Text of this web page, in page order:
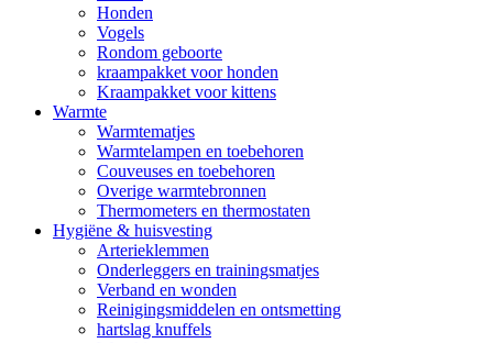
Honden
Vogels
Rondom geboorte
kraampakket voor honden
Kraampakket voor kittens
Warmte
Warmtematjes
Warmtelampen en toebehoren
Couveuses en toebehoren
Overige warmtebronnen
Thermometers en thermostaten
Hygiëne & huisvesting
Arterieklemmen
Onderleggers en trainingsmatjes
Verband en wonden
Reinigingsmiddelen en ontsmetting
hartslag knuffels